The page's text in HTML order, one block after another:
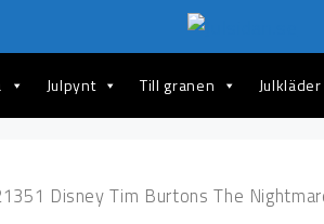
Julpynt Till granen Julkläder
Disney Tim Burtons The